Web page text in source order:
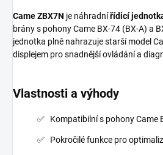
Came ZBX7N je náhradnířídicí
brány s pohony Came BX-74 (BX-A) a
jednotka plně nahrazuje starší model
displejem pro snadnější ovládání a
Vlastnosti a výhody
Kompatibilní s pohony Came
Pokročilé funkce pro